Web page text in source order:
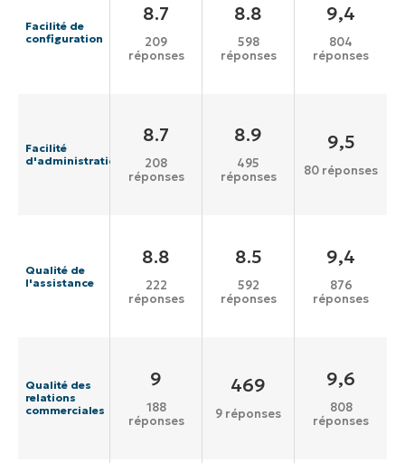
Facilité de
configuration
8.7
209
réponses
8.8
598
réponses
9,4
804
réponses
Facilité
d'administration
8.7
208
réponses
8.9
495
réponses
9,5
80 réponses
Qualité de
l'assistance
8.8
222
réponses
8.5
592
réponses
9,4
876
réponses
Qualité des
relations
commerciales
9
188
réponses
469
9 réponses
9,6
808
réponses